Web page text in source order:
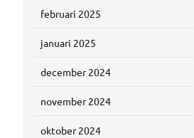
februari 2025
januari 2025
december 2024
november 2024
oktober 2024